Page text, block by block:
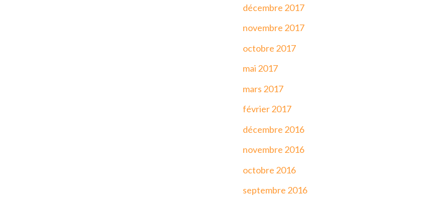
décembre 2017
novembre 2017
octobre 2017
mai 2017
mars 2017
février 2017
décembre 2016
novembre 2016
octobre 2016
septembre 2016